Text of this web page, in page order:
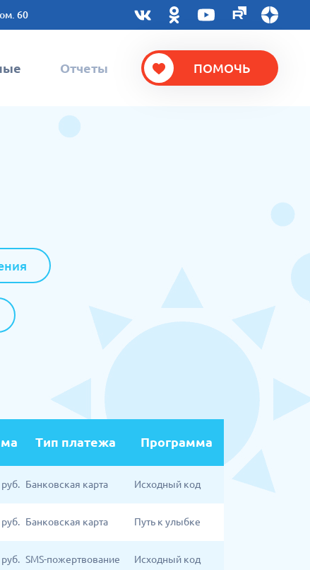
60
Отчеты ПОМОЧЬ
Тип платежа Программа
руб. Банковская карта Исходный код
руб. Банковская карта Путь к улыбке
руб. SMS-пожертвование Исходный код